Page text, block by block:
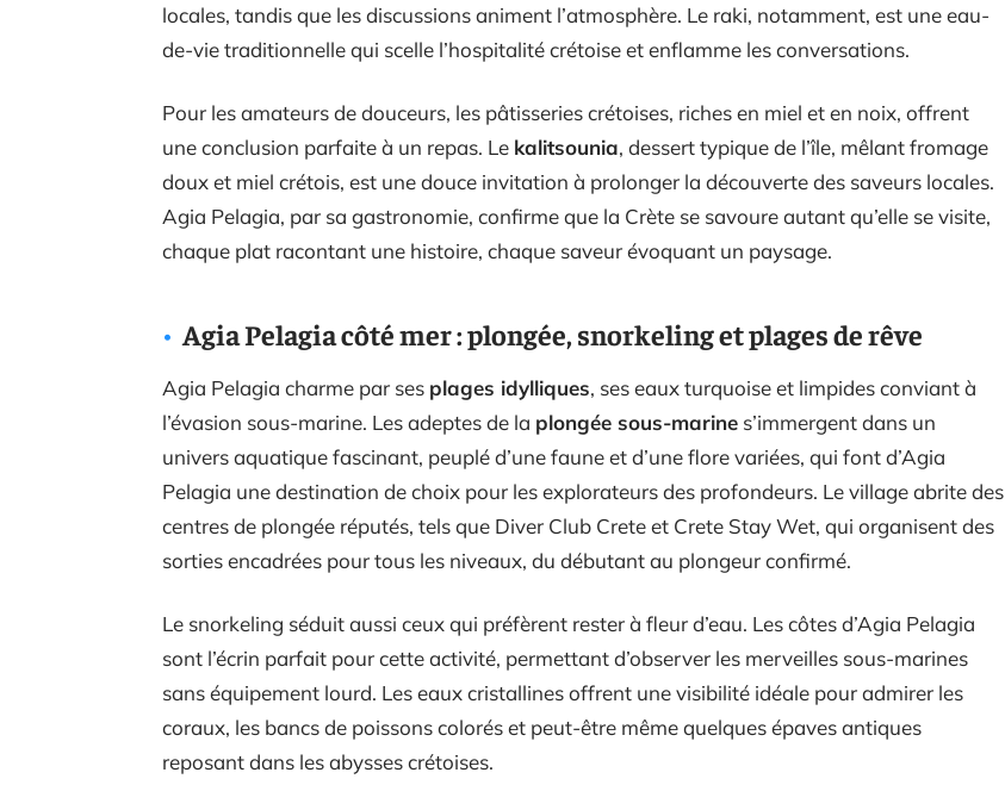
locales, tandis que les discussions animent l’atmosphère. Le raki, notamment, est une eau-
de-vie traditionnelle qui scelle l’hospitalité crétoise et enflamme les conversations.
Pour les amateurs de douceurs, les pâtisseries crétoises, riches en miel et en noix, offrent
une conclusion parfaite à un repas. Le kalitsounia, dessert typique de l’île, mêlant fromage
doux et miel crétois, est une douce invitation à prolonger la découverte des saveurs locales.
Agia Pelagia, par sa gastronomie, confirme que la Crète se savoure autant qu’elle se visite,
chaque plat racontant une histoire, chaque saveur évoquant un paysage.
Agia Pelagia côté mer : plongée, snorkeling et plages de rêve
Agia Pelagia charme par ses plages idylliques, ses eaux turquoise et limpides conviant à
l’évasion sous-marine. Les adeptes de la plongée sous-marine s’immergent dans un
univers aquatique fascinant, peuplé d’une faune et d’une flore variées, qui font d’Agia
Pelagia une destination de choix pour les explorateurs des profondeurs. Le village abrite des
centres de plongée réputés, tels que Diver Club Crete et Crete Stay Wet, qui organisent des
sorties encadrées pour tous les niveaux, du débutant au plongeur confirmé.
Le snorkeling séduit aussi ceux qui préfèrent rester à fleur d’eau. Les côtes d’Agia Pelagia
sont l’écrin parfait pour cette activité, permettant d’observer les merveilles sous-marines
sans équipement lourd. Les eaux cristallines offrent une visibilité idéale pour admirer les
coraux, les bancs de poissons colorés et peut-être même quelques épaves antiques
reposant dans les abysses crétoises.